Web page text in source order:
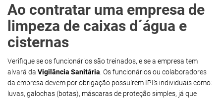
Ao contratar uma empresa de
limpeza de caixas d´água e
cisternas
Verifique se os funcionários são treinados, e se a empresa tem
alvará da Vigilância Sanitária . Os funcionários ou colaboradores
da empresa devem por obrigação possuírem IPI’s individuais como:
luvas, galochas (botas), máscaras de proteção simples, já que